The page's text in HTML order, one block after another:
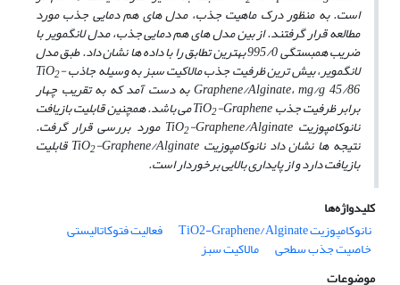
است. به منظور درک ماهیت جذب، مدل های هم دمایی جذب مورد
مطالعه قرار گرفتند. از بین مدل های هم دمایی جذب، مدل لانگمویر با
ضریب همبستگی 995/0 بهترین تطابق را با داده ها نشان داد. طبق مدل
لانگمویر، بیش ­ترین ظرفیت جذب مالاکیت سبز به وسیله جاذب TiO 2-
Graphene/Alginate، mg/g 45/86 به دست آمد که به تقریب چهار
برابر ظرفیت جذب TiO 2 -Graphene می باشد. همچنین قابلیت بازیافت
نانوکامپوزیت TiO 2 -Graphene/Alginate مورد بررسی قرار گرفت.
نتیجه­ ها نشان داد نانوکامپوزیت TiO 2 -Graphene/Alginate قابلیت
بازیافت دارد و از پایداری بالایی برخوردار است.
کلیدواژه‌ها
نانوکامپوزیت TiO2-Graphene/Alginate
فعالیت فتوکاتالیستی
خاصیت جذب سطحی
مالاکیت سبز
موضوعات